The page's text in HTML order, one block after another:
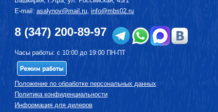
E-mail: asalynov@mail.ru, info@mbs02.ru
8 (347) 200-89-97
Часы работы: с 10:00 до 19:00 ПН-ПТ
Режим работы
Положение по обработке персональных данных
Политика конфиденциальности
Информация для дилеров